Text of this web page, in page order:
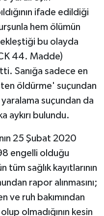
ifade edildiği
hem ölümün
bu olayda
44. Madde)
Sanığa sadece en
öldürme' suçundan
suçundan da
aykırı bulundu.
25 Şubat 2020
engelli olduğu
sağlık kayıtlarının
rapor alınmasını;
ve ruh bakımından
olmadığının kesin